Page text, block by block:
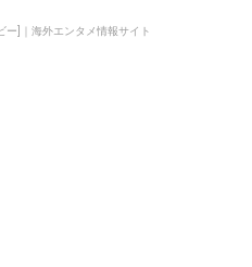
ー]｜海外エンタメ情報サイト